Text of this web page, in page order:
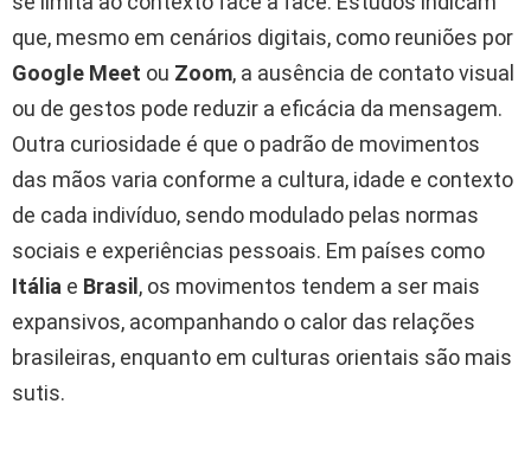
que, mesmo em cenários digitais, como reuniões por
Google Meet ou Zoom, a ausência de contato visual
ou de gestos pode reduzir a eficácia da mensagem.
Outra curiosidade é que o padrão de movimentos
das mãos varia conforme a cultura, idade e contexto
de cada indivíduo, sendo modulado pelas normas
sociais e experiências pessoais. Em países como
Itália e Brasil , os movimentos tendem a ser mais
expansivos, acompanhando o calor das relações
brasileiras, enquanto em culturas orientais são mais
sutis.